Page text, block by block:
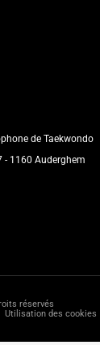
de Taekwondo
- 1160 Auderghem
réservés
Utilisation des cookies